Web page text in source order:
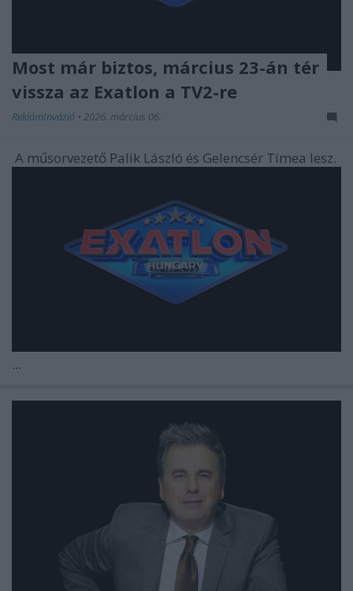
Most már biztos, március 23-án tér
vissza az Exatlon a TV2-re
ReklámInvázió • 2026. március 06.
A műsorvezető Palik László és Gelencsér Tímea lesz.
...